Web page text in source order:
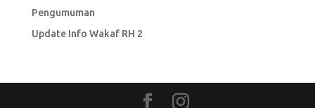
Pengumuman
Update Info Wakaf RH 2